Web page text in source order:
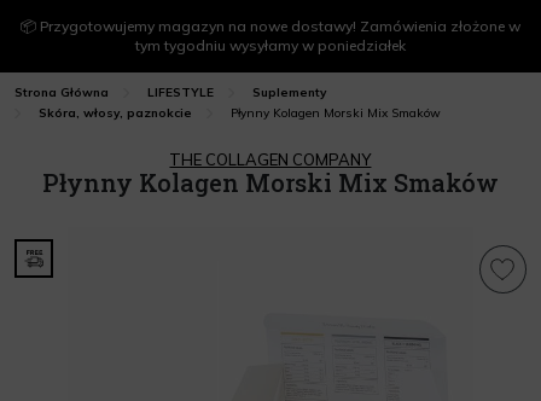
📦 Przygotowujemy magazyn na nowe dostawy! Zamówienia złożone w
tym tygodniu wysyłamy w poniedziałek
Strona Główna LIFESTYLE
Suplementy
Skóra, włosy, paznokcie
Płynny Kolagen Morski Mix Smaków
THE COLLAGEN COMPANY
Płynny Kolagen Morski Mix Smaków